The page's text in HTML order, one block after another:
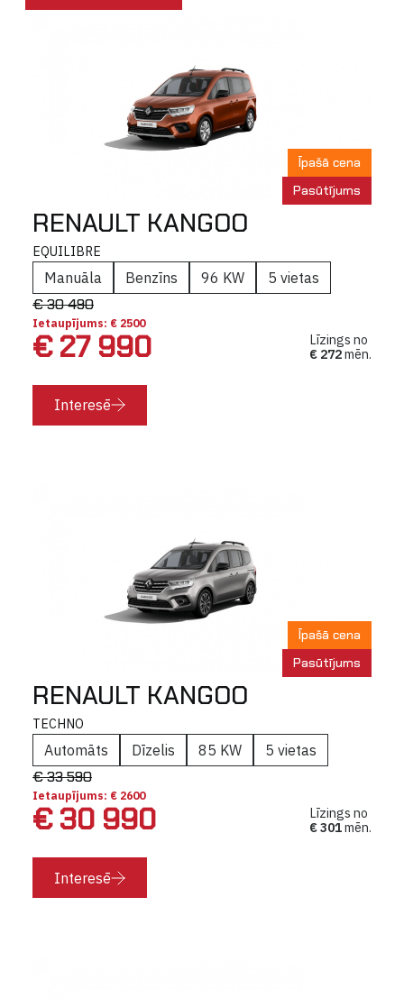
Īpašā cena
Pasūtījums
RENAULT KANGOO
EQUILIBRE
Manuāla Benzīns 96 KW 5 vietas
€ 30 490
Ietaupījums: € 2500
€ 27 990
Līzings no
€ 272mēn.
Interesē
Īpašā cena
Pasūtījums
RENAULT KANGOO
TECHNO
Automāts Dīzelis 85 KW 5 vietas
€ 33 590
Ietaupījums: € 2600
€ 30 990
Līzings no
€ 301mēn.
Interesē